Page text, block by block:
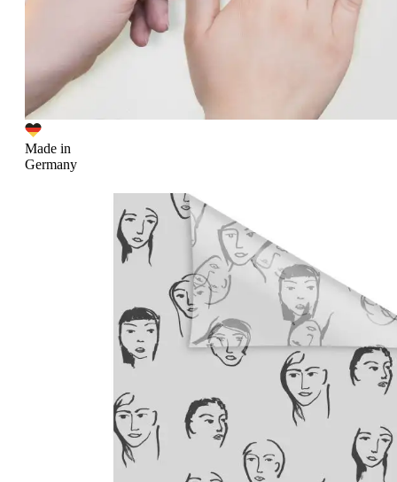
Made in
Germany